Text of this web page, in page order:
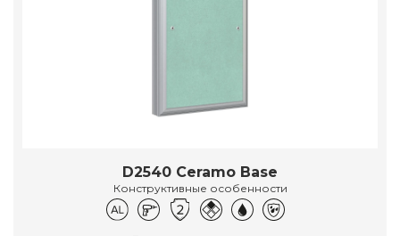
D2540 Ceramo Base
Конструктивные особенности